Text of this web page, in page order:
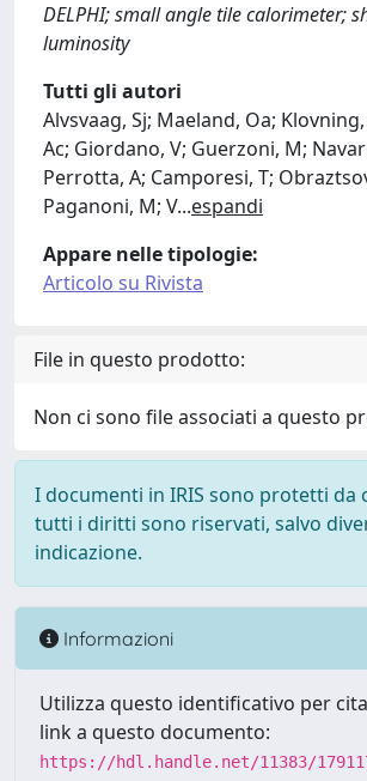
DELPHI; small angle tile calorimeter;
luminosity
Tutti gli autori
Alvsvaag, Sj; Maeland, Oa;
Ac; Giordano, V; Guerzoni, M;
Perrotta, A; Camporesi, T;
Paganoni, M; V...espandi
Appare nelle tipologie:
Articolo su Rivista
File in questo prodotto:
Non ci sono file associati a questo
I documenti in IRIS sono protetti da
tutti i diritti sono riservati, salvo
indicazione.
Informazioni
Utilizza questo identificativo per
link a questo documento:
https://hdl.handle.net/11383/